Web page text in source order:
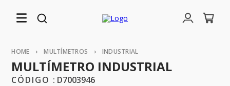
MULTÍMETROS INDUSTRIAL
MULTÍMETRO INDUSTRIAL
: D7003946